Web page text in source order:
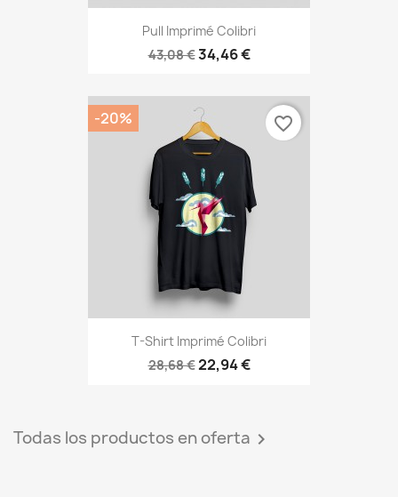
Pull Imprimé Colibri
43,08 €34,46 €
T-Shirt Imprimé Colibri
28,68 €22,94 €
-20% favorite_border
Todas los productos en oferta 